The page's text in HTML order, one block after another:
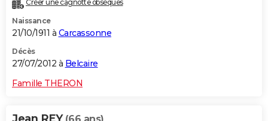
Créer une cagnotte obsèques
Naissance
21/10/1911 à Carcassonne
Décès
27/07/2012 à Belcaire
Famille THERON